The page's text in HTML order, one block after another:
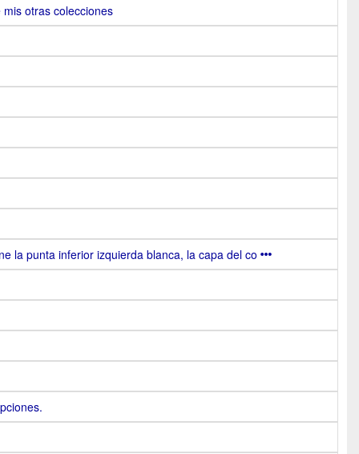
otras colecciones
la punta inferior izquierda blanca, la capa del co